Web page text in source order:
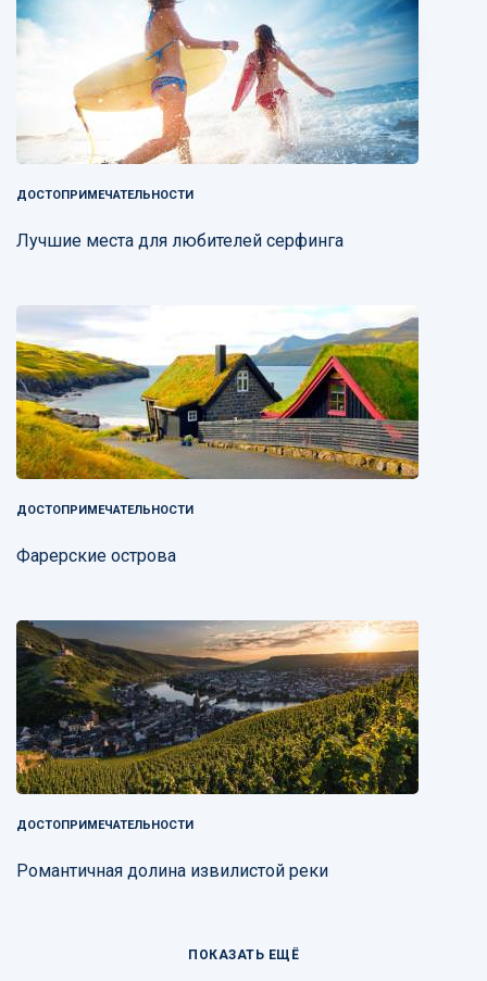
ДОСТОПРИМЕЧАТЕЛЬНОСТИ
Лучшие места для любителей серфинга
ДОСТОПРИМЕЧАТЕЛЬНОСТИ
Фарерские острова
ДОСТОПРИМЕЧАТЕЛЬНОСТИ
Романтичная долина извилистой реки
ПОКАЗАТЬ ЕЩЁ